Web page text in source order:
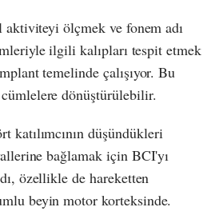
ölçmek ve fonem adı
ilgili kalıpları tespit etmek
temelinde çalışıyor. Bu
dönüştürülebilir.
katılımcının düşündükleri
bağlamak için BCI'yı
özellikle de hareketten
beyin motor korteksinde.